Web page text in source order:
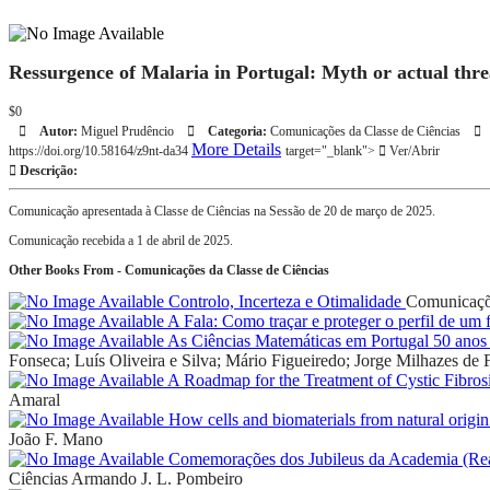
Ressurgence of Malaria in Portugal: Myth or actual
$0
Autor: Miguel Prudêncio Categoria: Comunicações da Classe de Ciências
https://doi.org/10.58164/z9nt-da34 More Details target="_blank">
Ver/Abrir
Descrição:
Comunicação apresentada à Classe de Ciências na Sessão de 20 de março de 2025.
Comunicação recebida a 1 de abril de 2025.
Other Books From - Comunicações da Classe de Ciências
Controlo, Incerteza e Otimalidade
A Fala: Como traçar e proteger o perfil de um
As Ciências Matemáticas em Portugal 50
Fonseca; Luís Oliveira e Silva; Mário Figueiredo; Jorge Milhazes de
A Roadmap for the Treatment of Cystic
Amaral
How cells and biomaterials from natural
João F. Mano
Comemorações dos Jubileus da Academia
Ciências Armando J. L. Pombeiro